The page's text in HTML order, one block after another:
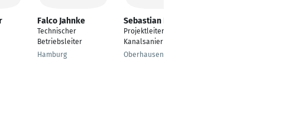
Falco Jahnke
Technischer
Betriebsleiter
Hamburg
Sebastian Dirks
Projektleiter
Kanalsanierung
Oberhausen